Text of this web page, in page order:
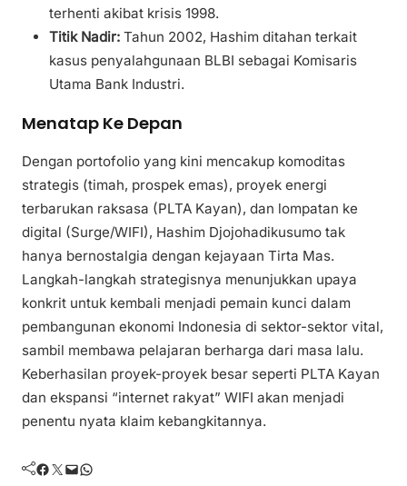
terhenti akibat krisis 1998.
Titik Nadir: Tahun 2002, Hashim ditahan terkait
kasus penyalahgunaan BLBI sebagai Komisaris
Utama Bank Industri.
Menatap Ke Depan
Dengan portofolio yang kini mencakup komoditas
strategis (timah, prospek emas), proyek energi
terbarukan raksasa (PLTA Kayan), dan lompatan ke
digital (Surge/WIFI), Hashim Djojohadikusumo tak
hanya bernostalgia dengan kejayaan Tirta Mas.
Langkah-langkah strategisnya menunjukkan upaya
konkrit untuk kembali menjadi pemain kunci dalam
pembangunan ekonomi Indonesia di sektor-sektor vital,
sambil membawa pelajaran berharga dari masa lalu.
Keberhasilan proyek-proyek besar seperti PLTA Kayan
dan ekspansi “internet rakyat” WIFI akan menjadi
penentu nyata klaim kebangkitannya.
Facebook Twitter Mail WhatsApp